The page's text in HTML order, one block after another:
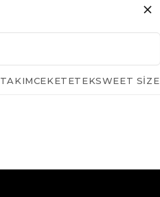
TAKIMCEKETETEKSWEET SIZE